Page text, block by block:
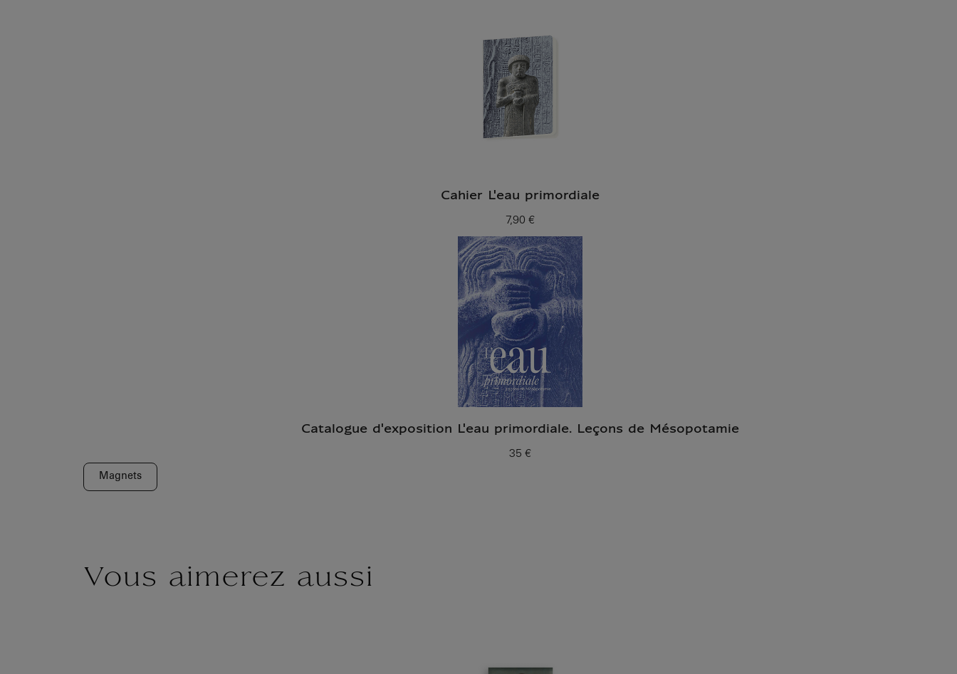
Cahier L'eau primordiale
Prix ​​actuel
7,90 €
Catalogue d'exposition L'eau primordiale. Leçons de Mésopotamie
Prix ​​actuel
35 €
Magnets
Vous aimerez aussi